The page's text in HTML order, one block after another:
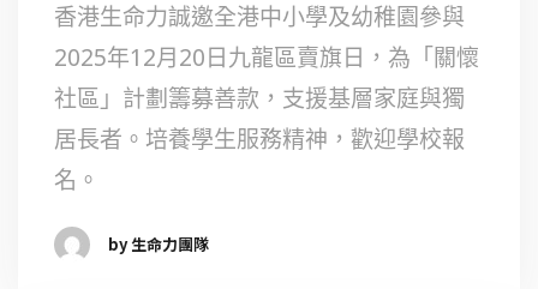
香港生命力誠邀全港中小學及幼稚園參與
2025年12月20日九龍區賣旗日，為「關懷
社區」計劃籌募善款，支援基層家庭與獨
居長者。培養學生服務精神，歡迎學校報
名。
by 生命力團隊